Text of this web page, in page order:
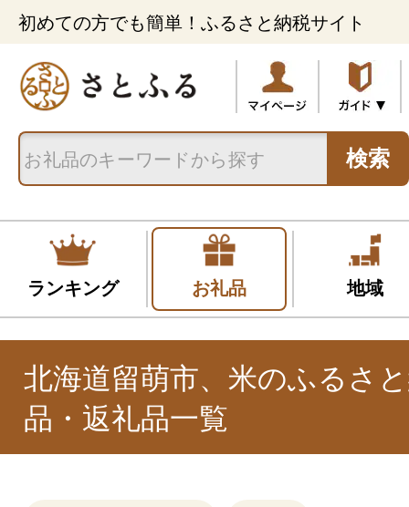
初めての方でも簡単！ふるさと納税サイト
検索
ランキング お礼品 地域
北海道留萌市、米のふるさ
品・返礼品一覧